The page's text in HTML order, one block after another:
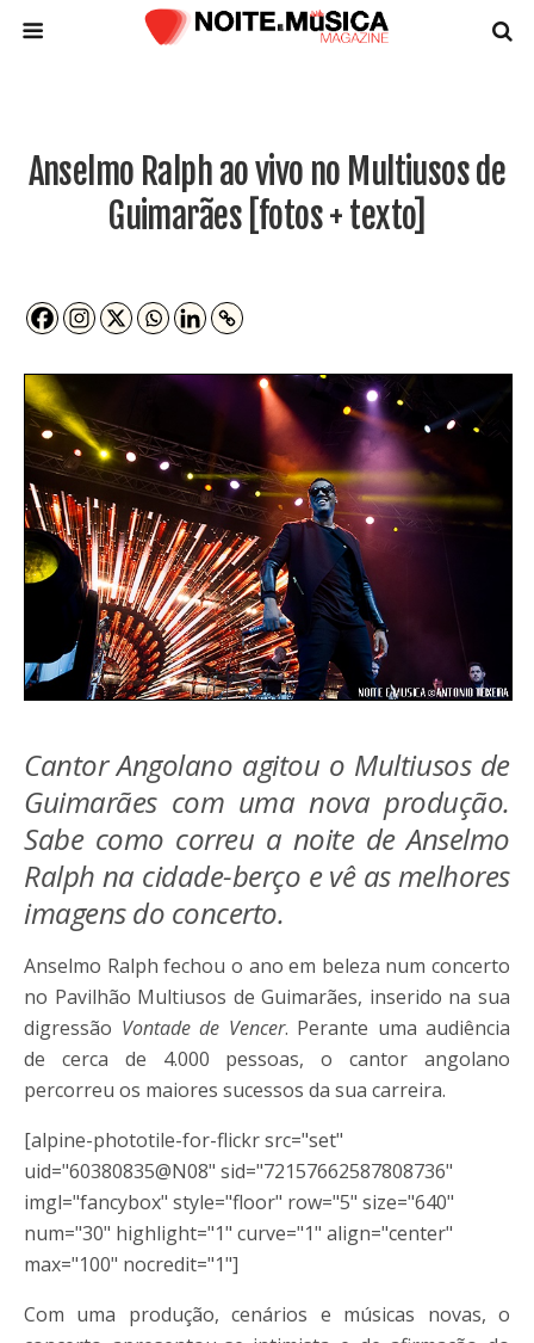
Anselmo Ralph ao vivo no Multiusos de
Guimarães [fotos + texto]
Cantor Angolano agitou o Multiusos de
Guimarães com uma nova produção.
Sabe como correu a noite de Anselmo
Ralph na cidade-berço e vê as melhores
imagens do concerto.
Anselmo Ralph fechou o ano em beleza num concerto
no Pavilhão Multiusos de Guimarães, inserido na sua
digressão Vontade de Vencer. Perante uma audiência
de cerca de 4.000 pessoas, o cantor angolano
percorreu os maiores sucessos da sua carreira.
[alpine-phototile-for-flickr src="set"
uid="60380835@N08" sid="72157662587808736"
imgl="fancybox" style="floor" row="5" size="640"
num="30" highlight="1" curve="1" align="center"
max="100" nocredit="1"]
Com uma produção, cenários e músicas novas, o